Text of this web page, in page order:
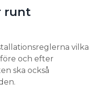
runt
vilka
och efter
ska också